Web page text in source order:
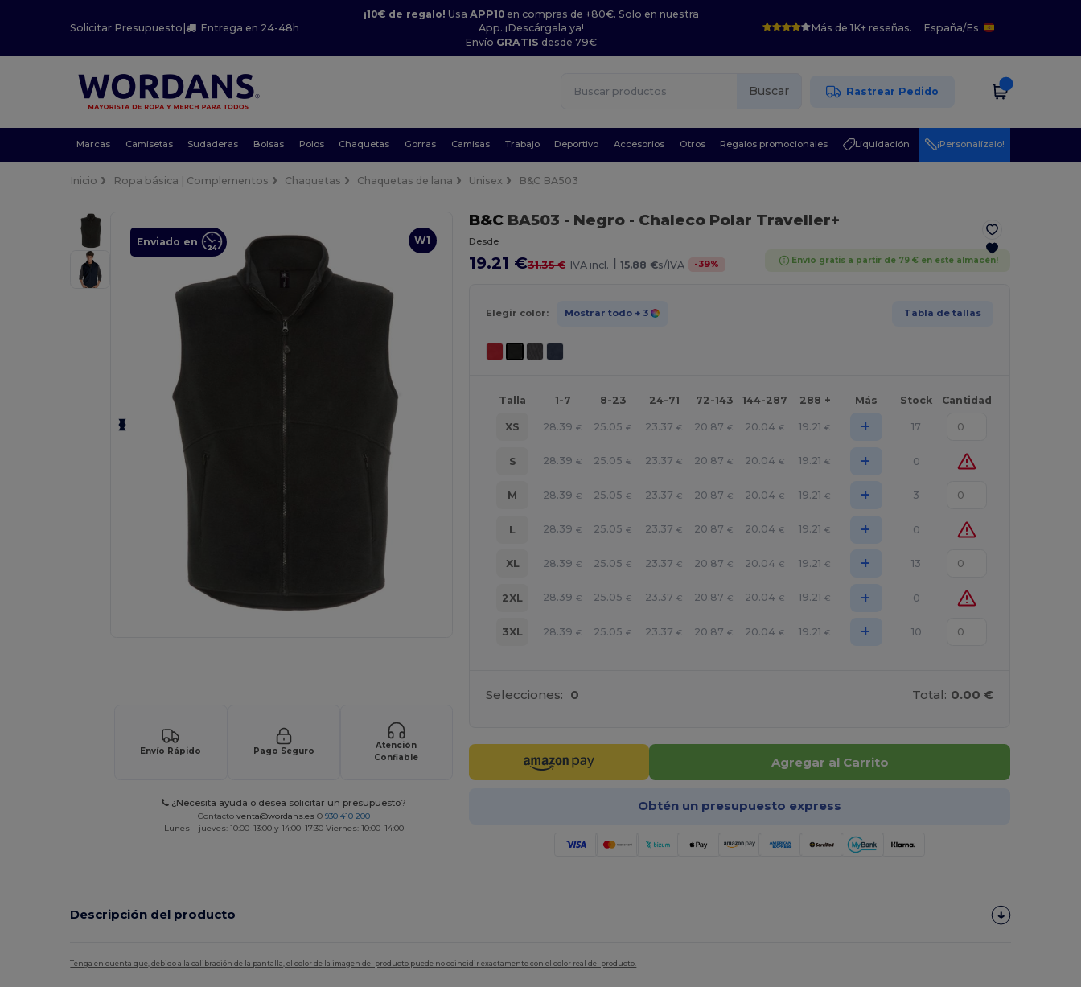
Solicitar Presupuesto | Entrega en 24-48h
¡10€ de regalo! Usa APP10en compras de +80€. Solo en nuestra
App. ¡Descárgala ya!
Envío GRATIS desde 79€
Más de 1K+ reseñas. España/Es
Buscar Rastrear Pedido
Marcas Camisetas Sudaderas Bolsas Polos Chaquetas Gorras Camisas Trabajo Deportivo Accesorios Otros Regalos promocionales Liquidación ¡Personalízalo!
Inicio Ropa básica | Complementos Chaquetas Chaquetas de lana Unisex B&C BA503
W1
Enviado en
Envío Rápido Pago Seguro
Atención
Confiable
¿Necesita ayuda o desea solicitar un presupuesto?
Contacto venta@wordans.es O 930 410 200
Lunes – jueves: 10:00–13:00 y 14:00–17:30 Viernes: 10:00–14:00
B&CBA503 - Negro- Chaleco Polar Traveller+
Desde
19.21 €31.35 € IVA incl. | 15.88 €s/IVA -39% Envío gratis a partir de 79 € en este almacén!
Elegir color: Mostrar todo + 3 Tabla de tallas
Talla 1-7 8-23 24-71 72-143 144-287 288 + Más Stock Cantidad
XS 28.39 € 25.05 € 23.37 € 20.87 € 20.04 € 19.21 € + 17
S 28.39 € 25.05 € 23.37 € 20.87 € 20.04 € 19.21 € + 0
M 28.39 € 25.05 € 23.37 € 20.87 € 20.04 € 19.21 € + 3
L 28.39 € 25.05 € 23.37 € 20.87 € 20.04 € 19.21 € + 0
XL 28.39 € 25.05 € 23.37 € 20.87 € 20.04 € 19.21 € + 13
2XL 28.39 € 25.05 € 23.37 € 20.87 € 20.04 € 19.21 € + 0
3XL 28.39 € 25.05 € 23.37 € 20.87 € 20.04 € 19.21 € + 10
Selecciones: 0 Total: 0.00 €
Agregar al Carrito
Obtén un presupuesto express
Descripción del producto
Tenga en cuenta que, debido a la calibración de la pantalla, el color de la imagen del producto puede no coincidir exactamente con el color real del producto.